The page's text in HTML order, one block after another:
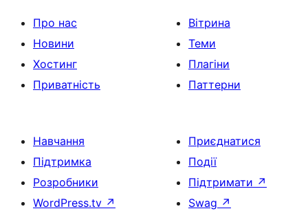
Про нас
Новини
Хостинг
Приватність
Вітрина
Теми
Плагіни
Паттерни
Навчання
Підтримка
Розробники
WordPress.tv ↗
Приєднатися
Події
Підтримати ↗
Swag ↗